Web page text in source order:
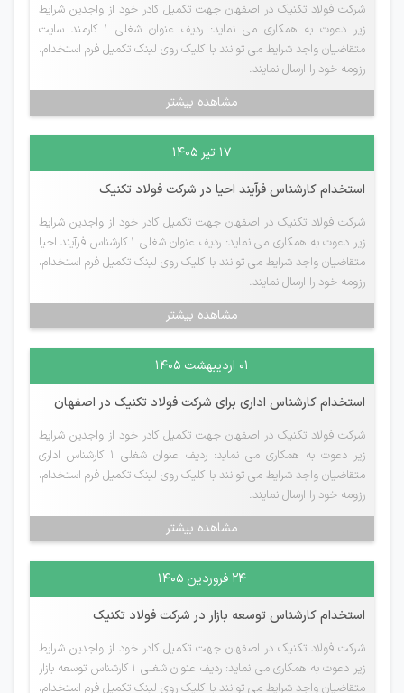
شرکت فولاد تکنیک در اصفهان جهت تکمیل کادر خود از واجدین شرایط
زیر دعوت به همکاری می نماید: ردیف عنوان شغلی 1 کارمند سایت
متقاضیان واجد شرایط می توانند با کلیک روی لینک تکمیل فرم استخدام،
رزومه خود را ارسال نمایند.
مشاهده بیشتر
۱۷ تیر ۱۴۰۵
استخدام کارشناس فرآیند احیا در شرکت فولاد تکنیک
شرکت فولاد تکنیک در اصفهان جهت تکمیل کادر خود از واجدین شرایط
زیر دعوت به همکاری می نماید: ردیف عنوان شغلی 1 کارشناس فرآیند احیا
متقاضیان واجد شرایط می توانند با کلیک روی لینک تکمیل فرم استخدام،
رزومه خود را ارسال نمایند.
مشاهده بیشتر
۰۱ اردیبهشت ۱۴۰۵
استخدام کارشناس اداری برای شرکت فولاد تکنیک در اصفهان
شرکت فولاد تکنیک در اصفهان جهت تکمیل کادر خود از واجدین شرایط
زیر دعوت به همکاری می نماید: ردیف عنوان شغلی 1 کارشناس اداری
متقاضیان واجد شرایط می توانند با کلیک روی لینک تکمیل فرم استخدام،
رزومه خود را ارسال نمایند.
مشاهده بیشتر
۲۴ فروردین ۱۴۰۵
استخدام کارشناس توسعه بازار در شرکت فولاد تکنیک
شرکت فولاد تکنیک در اصفهان جهت تکمیل کادر خود از واجدین شرایط
زیر دعوت به همکاری می نماید: ردیف عنوان شغلی 1 کارشناس توسعه بازار
متقاضیان واجد شرایط می توانند با کلیک روی لینک تکمیل فرم استخدام،